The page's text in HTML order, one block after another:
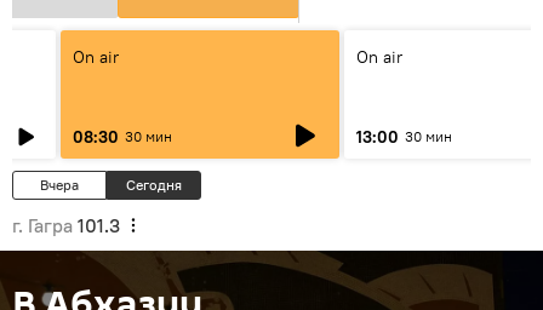
On air
08:30 30 мин
On air
13:00 30 мин
Вчера Сегодня
г. Гагра 101.3